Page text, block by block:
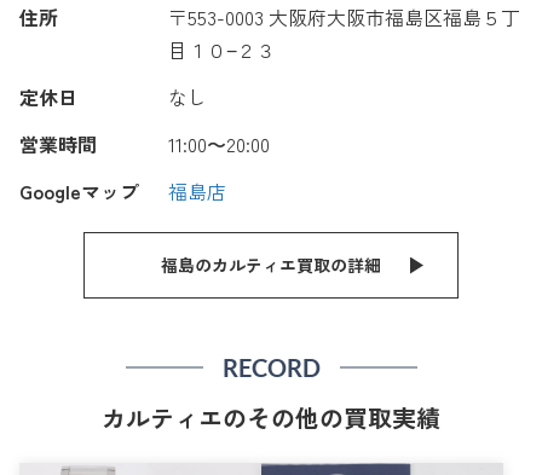
住所
〒553-0003 大阪府大阪市福島区福島５丁
目１０−２３
定休日
なし
営業時間
11:00〜20:00
Googleマップ
福島店
福島のカルティエ買取の詳細
RECORD
カルティエのその他の買取実績